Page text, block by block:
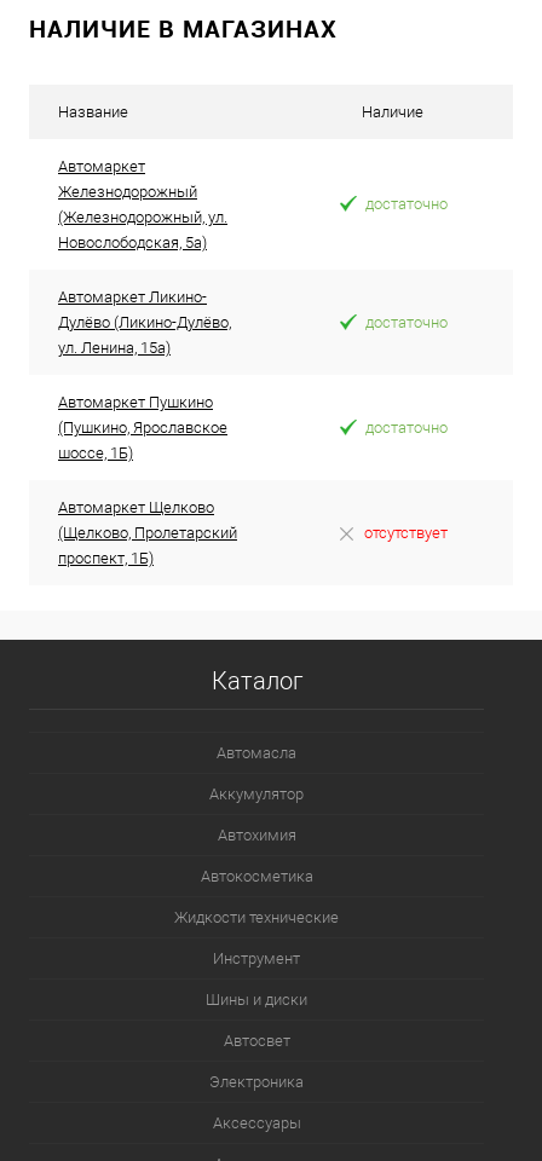
НАЛИЧИЕ В МАГАЗИНАХ
Название Наличие
Автомаркет
Железнодорожный
(Железнодорожный, ул.
Новослободская, 5а)
достаточно
Автомаркет Ликино-
Дулёво (Ликино-Дулёво,
ул. Ленина, 15а)
достаточно
Автомаркет Пушкино
(Пушкино, Ярославское
шоссе, 1Б)
достаточно
Автомаркет Щелково
(Щелково, Пролетарский
проспект, 1Б)
отсутствует
Каталог
Автомасла
Аккумулятор
Автохимия
Автокосметика
Жидкости технические
Инструмент
Шины и диски
Автосвет
Электроника
Аксессуары